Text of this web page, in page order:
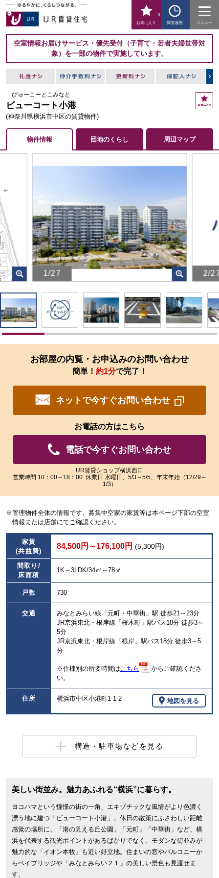
お気に入り
0
閲覧履歴
メニュー
空室情報お届けサービス・優先受付（子育て・若者夫婦世帯対
象）を一部の物件で実施しています。
びゅーこーとこみなと
ビューコート小港
(神奈川県横浜市中区の賃貸物件)
お
気
物件情報 団地のくらし 周辺マップ
1/27
画
像
を
ク
リ
す
拡
大
さ
い
だ
ま
す。
2/
画
を
ク
リ
拡
い
だ
ま
お部屋の内覧・お申込みのお問い合わせ
簡単！ 約1分で完了！
ネットで今すぐお問い合わせ
お電話の方はこちら
電話で今すぐお問い合わせ
UR賃貸ショップ横浜西口
営業時間 10：00～18：00 休業日 水曜日、5/3～5/5、年末年始（12/29～
1/3）
※管理物件全体の情報です。募集中空家の家賃等は本ページ下部の空室
情報または店舗にてご確認ください。
家賃
(共益費)
84,500円～176,100円 (5,300円)
間取り/
床面積
1K～3LDK/34㎡～78㎡
戸数 730
交通
みなとみらい線「元町・中華街」駅 徒歩21～23分
JR京浜東北・根岸線「桜木町」駅バス18分 徒歩3～
5分
JR京浜東北・根岸線「根岸」駅バス18分 徒歩3～5
分
※住棟別の所要時間はこちら
からご確認くださ
い。
住所 横浜市中区小港町1-1-2 地図を見る
構造・駐車場などを見る
美しい街並み。魅力あふれる“横浜”に暮らす。
ヨコハマという憧憬の街の一角、エキゾチックな風情がより色濃く
漂う地に建つ「ビューコート小港」。休日の散策にふさわしい距離
感覚の場所に、「港の見える丘公園」「元町」「中華街」など、横
浜を代表する観光ポイントがあるばかりでなく、モダンな街並みが
魅力的な「イオン本牧」も近い好立地。住まいの窓やバルコニーか
らベイブリッジや「みなとみらい２１」の美しい景色も見渡せま
す。